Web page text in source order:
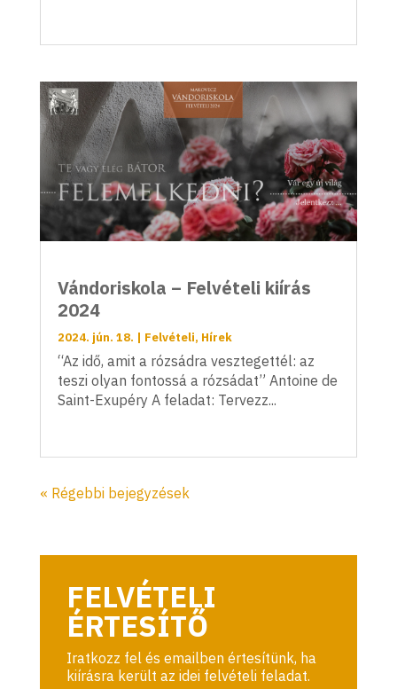
Vándoriskola – Felvételi kiírás
2024
2024. jún. 18. | Felvételi, Hírek
“Az idő, amit a rózsádra vesztegettél: az
teszi olyan fontossá a rózsádat” Antoine de
Saint-Exupéry A feladat: Tervezz...
« Régebbi bejegyzések
FELVÉTELI
ÉRTESÍTŐ
Iratkozz fel és emailben értesítünk, ha
kiírásra került az idei felvételi feladat.